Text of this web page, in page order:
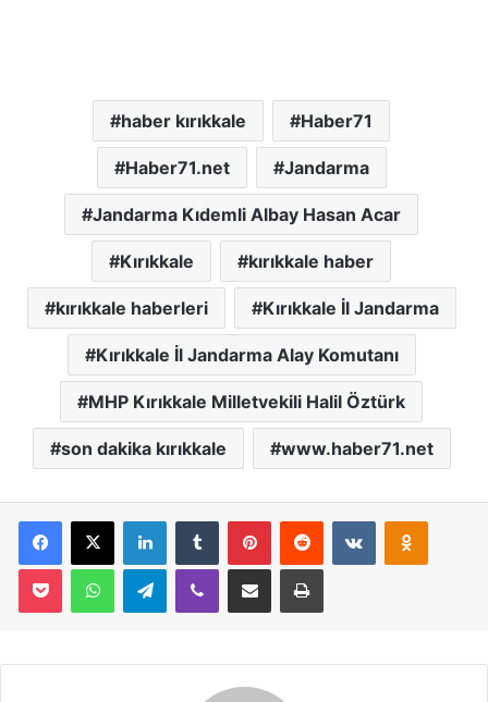
haber kırıkkale Haber71
Haber71.net Jandarma
Jandarma Kıdemli Albay Hasan Acar
Kırıkkale kırıkkale haber
kırıkkale haberleri Kırıkkale İl Jandarma
Kırıkkale İl Jandarma Alay Komutanı
MHP Kırıkkale Milletvekili Halil Öztürk
son dakika kırıkkale www.haber71.net
Telegram